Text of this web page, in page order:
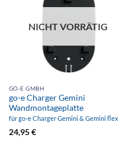
NICHT VORRÄTIG
GO-E GMBH
go-e Charger Gemini
Wandmontageplatte
für go-e Charger Gemini & Gemini flex
24,95€